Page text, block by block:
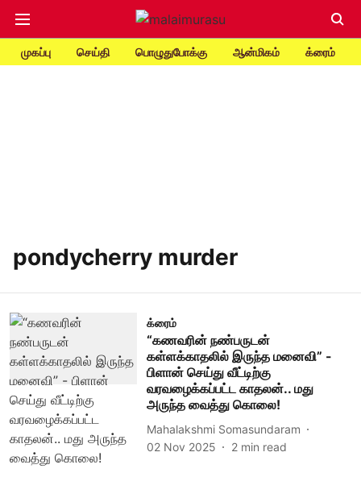
முகப்பு செய்தி பொழுதுபோக்கு ஆன்மிகம் க்ரைம்
pondycherry murder
க்ரைம்
“கணவரின் நண்பருடன்
கள்ளக்காதலில் இருந்த மனைவி” -
பிளான் செய்து வீட்டிற்கு
வரவழைக்கப்பட்ட காதலன்.. மது
அருந்த வைத்து கொலை!
Mahalakshmi Somasundaram
02 Nov 2025
2 min read